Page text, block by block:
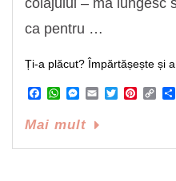
colajului – ma lungesc
ca pentru …
Ți-a plăcut? Împărtășește și
Facebook
WhatsApp
Messenger
EmailTwitter
Mai mult